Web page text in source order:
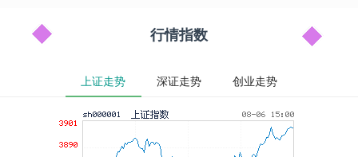
行情指数
上证走势 深证走势 创业走势